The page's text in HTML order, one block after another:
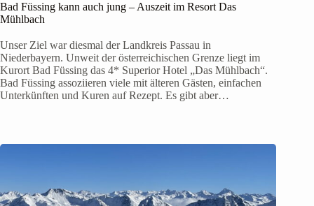
Bad Füssing kann auch jung – Auszeit im Resort Das
Mühlbach
Unser Ziel war diesmal der Landkreis Passau in
Niederbayern. Unweit der österreichischen Grenze liegt im
Kurort Bad Füssing das 4* Superior Hotel „Das Mühlbach“.
Bad Füssing assoziieren viele mit älteren Gästen, einfachen
Unterkünften und Kuren auf Rezept. Es gibt aber…